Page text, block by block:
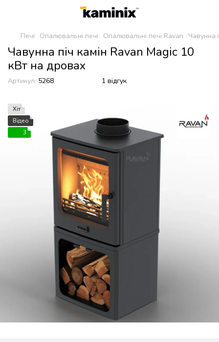
Печі Опалювальні печі Опалювальні печі Ravan Чавунна
Чавунна піч камін Ravan Magic 10
кВт на дровах
Артикул: 5268 1 відгук
Хіт
Відео
3